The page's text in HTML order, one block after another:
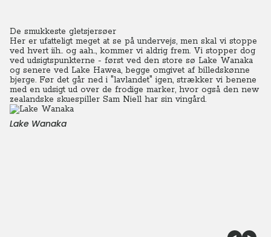
De smukkeste gletsjersøer
Her er ufatteligt meget at se på undervejs, men skal vi stoppe
ved hvert iih.. og aah.., kommer vi aldrig frem. Vi stopper dog
ved udsigtspunkterne - først ved den store sø Lake Wanaka
og senere ved Lake Hawea, begge omgivet af billedskønne
bjerge. Før det går ned i "lavlandet" igen, strækker vi benene
med en udsigt ud over de frodige marker, hvor også den new
zealandske skuespiller Sam Niell har sin vingård.
Lake Wanaka